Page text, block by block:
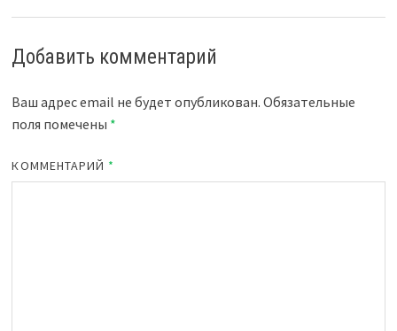
Добавить комментарий
Ваш адрес email не будет опубликован. Обязательные
поля помечены *
КОММЕНТАРИЙ *